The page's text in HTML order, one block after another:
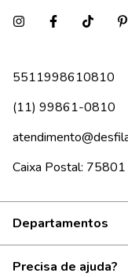
5511998610810
(11) 99861-0810
Caixa Postal:
Departamentos
Precisa de ajuda?